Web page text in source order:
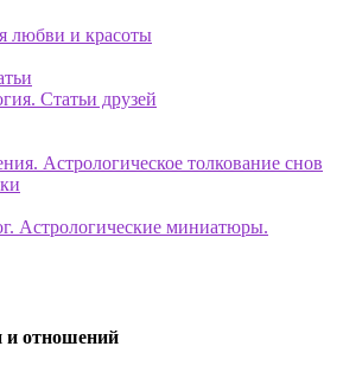
любви и красоты
Статьи друзей
Астрологическое толкование снов
Астрологические миниатюры.
и отношений